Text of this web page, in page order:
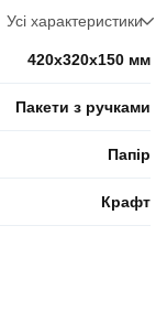
Усі характеристики
420x320x150 мм
Пакети з ручками
Папір
Крафт